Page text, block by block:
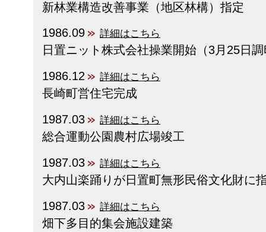
新林業構造改善事業（地区林構）指定
1986.09
詳細はこちら
日置ニット株式会社操業開始（3月25日
1986.12
詳細はこちら
長崎町営住宅完成
1987.03
詳細はこちら
総合運動公園農村広場竣工
1987.03
詳細はこちら
大内山楽踊りが日置町無形民俗文化財に
1987.03
詳細はこちら
畑下多目的集会施設建築